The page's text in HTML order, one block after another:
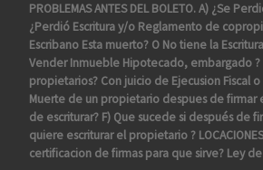
PROBLEMAS ANTES DEL BOLETO. A) ¿Se
¿Perdió Escritura y/o Reglamento de
Escribano Esta muerto? O No tiene la
Vender Inmueble Hipotecado, embargado
propietarios? Con juicio de Ejecusion Fiscal
Muerte de un propietario despues de
de escriturar? F) Que sucede si después de
quiere escriturar el propietario ? LOCACIONES
certificacion de firmas para que sirve? Ley